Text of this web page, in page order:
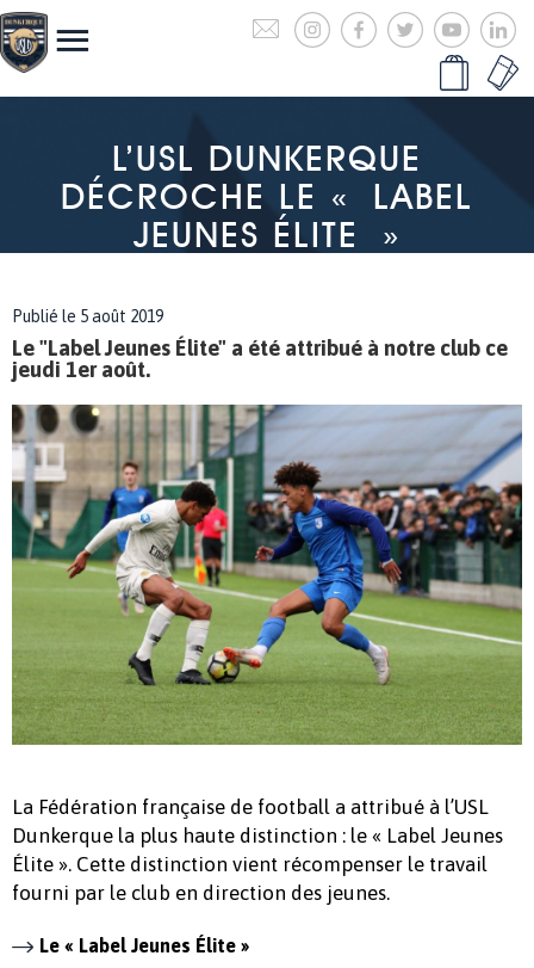
L’USL DUNKERQUE
DÉCROCHE LE « LABEL
JEUNES ÉLITE »
Publié le 5 août 2019
Le "Label Jeunes Élite" a été attribué à notre club ce
jeudi 1er août.
La Fédération française de football a attribué à l’USL
Dunkerque la plus haute distinction : le « Label Jeunes
Élite ». Cette distinction vient récompenser le travail
fourni par le club en direction des jeunes.
Le « Label Jeunes Élite »